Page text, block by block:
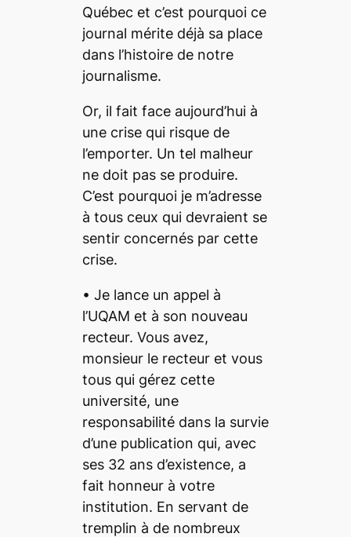
Québec et c’est pourquoi ce
journal mérite déjà sa place
dans l’histoire de notre
journalisme.
Or, il fait face aujourd’hui à
une crise qui risque de
l’emporter. Un tel malheur
ne doit pas se produire.
C’est pourquoi je m’adresse
à tous ceux qui devraient se
sentir concernés par cette
crise.
• Je lance un appel à
l’UQAM et à son nouveau
recteur. Vous avez,
monsieur le recteur et vous
tous qui gérez cette
université, une
responsabilité dans la survie
d’une publication qui, avec
ses 32 ans d’existence, a
fait honneur à votre
institution. En servant de
tremplin à de nombreux